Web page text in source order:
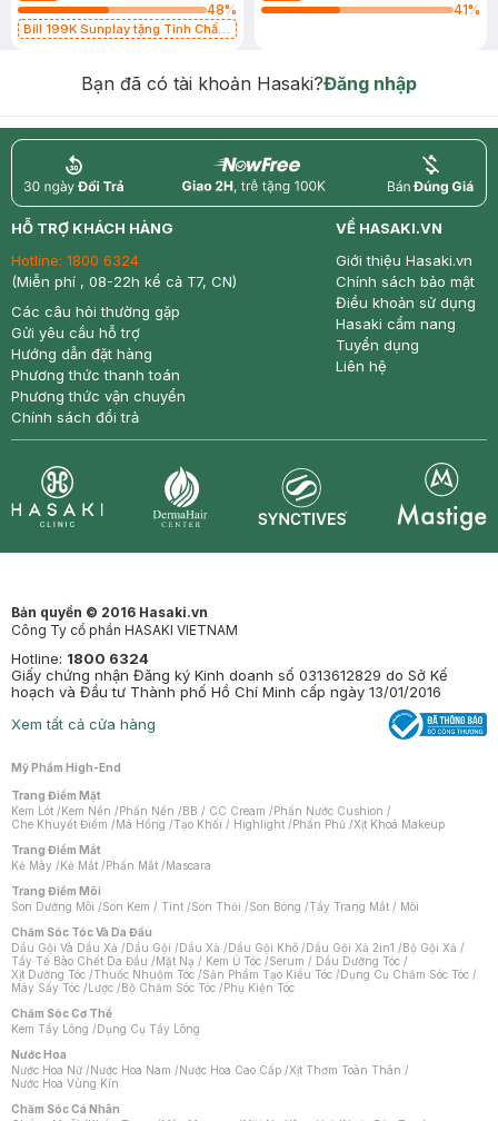
48%
Bill 199K Sunplay tặng Tinh Chất
41%
Bạn đã có tài khoản Hasaki?Đăng nhập
return nowfree price
HỖ TRỢ KHÁCH HÀNG
Hotline: 1800 6324
(Miễn phí , 08-22h kể cả T7, CN)
Các câu hỏi thường gặp
Gửi yêu cầu hỗ trợ
Hướng dẫn đặt hàng
Phương thức thanh toán
Phương thức vận chuyển
Chính sách đổi trả
VỀ HASAKI.VN
Giới thiệu Hasaki.vn
Chính sách bảo mật
Điều khoản sử dụng
Hasaki cẩm nang
Tuyển dụng
Liên hệ
Bản quyền © 2016 Hasaki.vn
Công Ty cổ phần HASAKI VIETNAM
Hotline: 1800 6324
Giấy chứng nhận Đăng ký Kinh doanh số 0313612829 do Sở Kế
hoạch và Đầu tư Thành phố Hồ Chí Minh cấp ngày 13/01/2016
Xem tất cả cửa hàng
Mỹ Phẩm High-End
Trang Điểm Mặt
Kem Lót /Kem Nền /Phấn Nền /BB / CC Cream /Phấn Nước Cushion /
Che Khuyết Điểm /Má Hồng /Tạo Khối / Highlight /Phấn Phủ /Xịt Khoá Makeup
Trang Điểm Mắt
Kẻ Mày /Kẻ Mắt /Phấn Mắt /Mascara
Trang Điểm Môi
Son Dưỡng Môi /Son Kem / Tint /Son Thỏi /Son Bóng /Tẩy Trang Mắt / Môi
Chăm Sóc Tóc Và Da Đầu
Dầu Gội Và Dầu Xả /Dầu Gội /Dầu Xả /Dầu Gội Khô /Dầu Gội Xả 2in1 /Bộ Gội Xả /
Tẩy Tế Bào Chết Da Đầu /Mặt Nạ / Kem Ủ Tóc /Serum / Dầu Dưỡng Tóc /
Xịt Dưỡng Tóc /Thuốc Nhuộm Tóc /Sản Phẩm Tạo Kiểu Tóc /Dụng Cụ Chăm Sóc Tóc /
Máy Sấy Tóc /Lược /Bộ Chăm Sóc Tóc /Phụ Kiện Tóc
Chăm Sóc Cơ Thể
Kem Tẩy Lông /Dụng Cụ Tẩy Lông
Nước Hoa
Nước Hoa Nữ /Nước Hoa Nam /Nước Hoa Cao Cấp /Xịt Thơm Toàn Thân /
Nước Hoa Vùng Kín
Chăm Sóc Cá Nhân